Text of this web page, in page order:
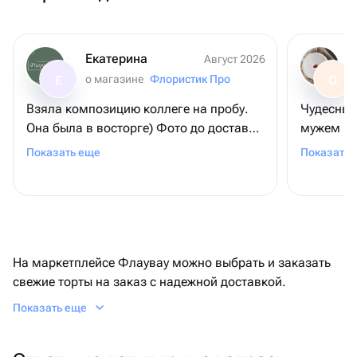
Екатерина
Август 2026
о магазине Флористик Про
Взяла композицию коллеге на пробу.
Она была в восторге) Фото до доставки
соответствует реальности. Доставка
Показать еще
О
мужем
здесь
Показать
На маркетплейсе Флаувау можно выбрать и заказать
свежие торты на заказ с надежной доставкой.
Возможна персонализация: текст на поверхности,
Показать еще